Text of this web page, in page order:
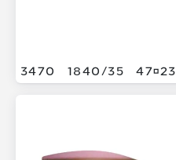
3470 1840/35 4723